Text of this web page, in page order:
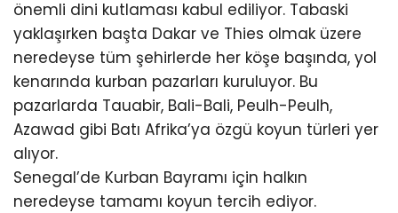
önemli dini kutlaması kabul ediliyor. Tabaski
yaklaşırken başta Dakar ve Thies olmak üzere
neredeyse tüm şehirlerde her köşe başında, yol
kenarında kurban pazarları kuruluyor. Bu
pazarlarda Tauabir, Bali-Bali, Peulh-Peulh,
Azawad gibi Batı Afrika’ya özgü koyun türleri yer
alıyor.
Senegal’de Kurban Bayramı için halkın
neredeyse tamamı koyun tercih ediyor.